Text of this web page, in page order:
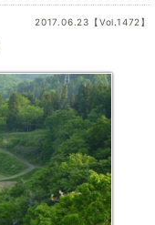
2017.06.23【Vol.1472】